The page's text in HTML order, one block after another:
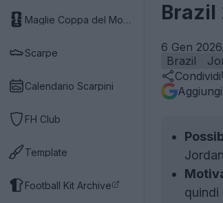
Maglie Coppa del Mondo 2026
Scarpe
Calendario Scarpini
FH Club
Template
Football Kit Archive
Brazil
6 Gen
Brazil
Condividi
quindi